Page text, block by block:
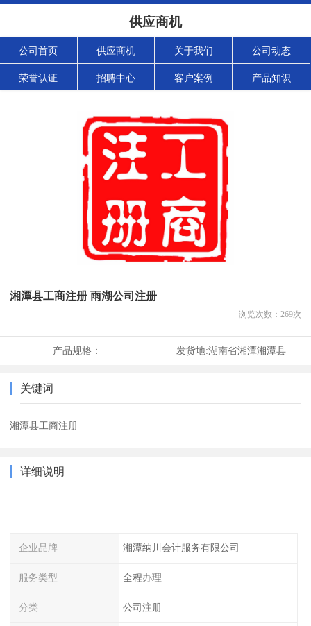
供应商机
公司首页 供应商机 关于我们 公司动态
荣誉认证 招聘中心 客户案例 产品知识
湘潭县工商注册 雨湖公司注册
浏览次数： 269次
产品规格： 发货地:湖南省湘潭湘潭县
关键词
湘潭县工商注册
详细说明
企业品牌 湘潭纳川会计服务有限公司
服务类型 全程办理
分类 公司注册